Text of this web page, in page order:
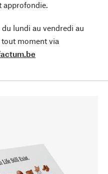
approfondie.
lundi au vendredi au
tout moment via